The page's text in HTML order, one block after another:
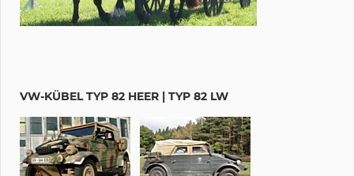
VW-KÜBEL TYP 82 HEER | TYP 82 LW